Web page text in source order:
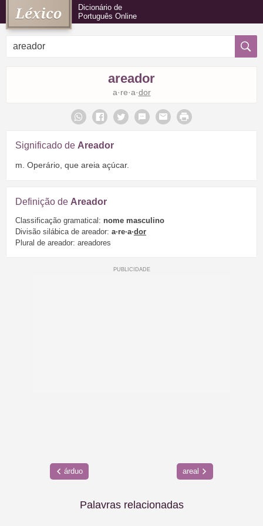
Dicionário de
Português Online
areador
a·re·a·dor
Significado de Areador
m. Operário, que areia açúcar.
Definição de Areador
Classificação gramatical: nome masculino
Divisão silábica de areador: a·re·a·dor
Plural de areador: areadores
árduo areal
Palavras relacionadas